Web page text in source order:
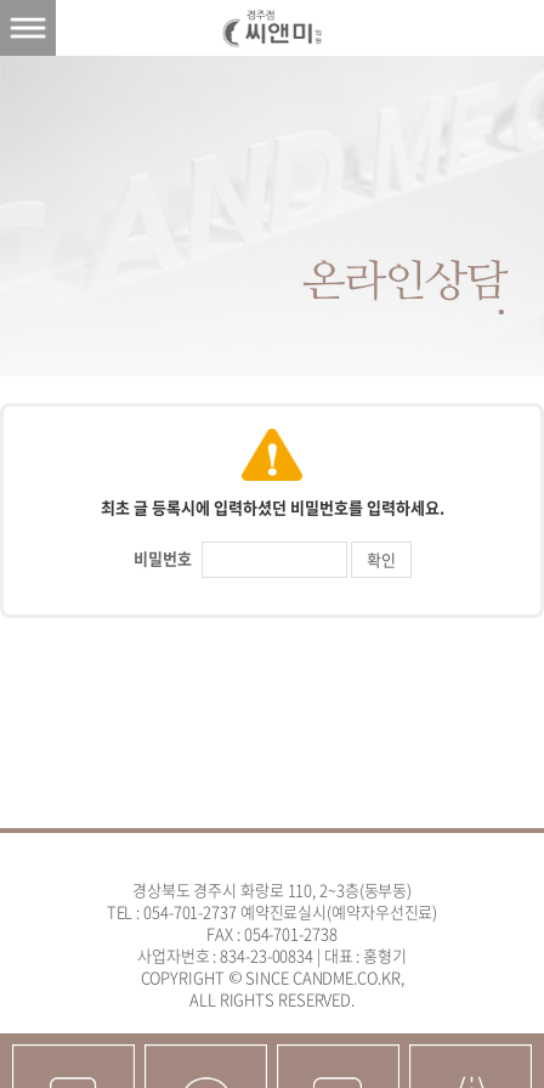
최초 글 등록시에 입력하셨던 비밀번호를 입력하세요.
비밀번호
경상북도 경주시 화랑로 110, 2~3층(동부동)
TEL : 054-701-2737 예약진료실시(예약자우선진료)
FAX : 054-701-2738
사업자번호 : 834-23-00834 | 대표 : 홍형기
COPYRIGHT © SINCE CANDME.CO.KR,
ALL RIGHTS RESERVED.